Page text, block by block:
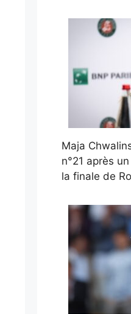
Maja
n°21 après
la finale de